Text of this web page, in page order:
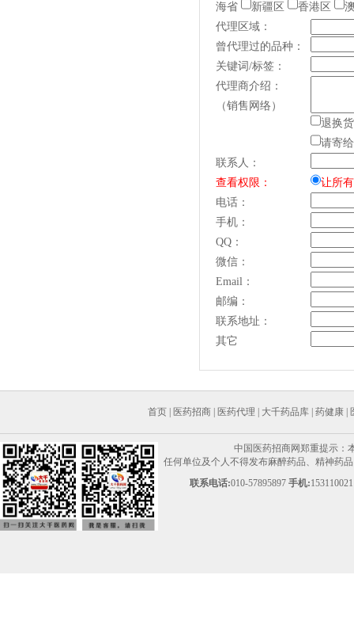
海省
新疆区 香港区
代理区域：
曾代理过的品种：
关键词/标签：
代理商介绍：
（销售网络）
退换
请寄
联系人：
查看权限：
让所
电话：
手机：
QQ：
微信：
Email：
邮编：
联系地址：
其它
首页| 医药招商| 医药代理 大千药品库| 药健康|
中国医药招商网郑重提示：
任何单位及个人不得发布麻醉药品、精神药
联系电话:010-57895897 手机: